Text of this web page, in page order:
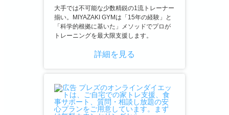
大手では不可能な少数精鋭の1流トレーナー
揃い。MIYAZAKI GYMは「15年の経験」と
「科学的根拠に基いた」メソッドでプロが
トレーニングを最大限支援します。
詳細を見る